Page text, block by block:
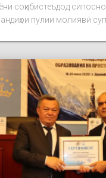
соҳибистеъдод
пулии молиявӣ